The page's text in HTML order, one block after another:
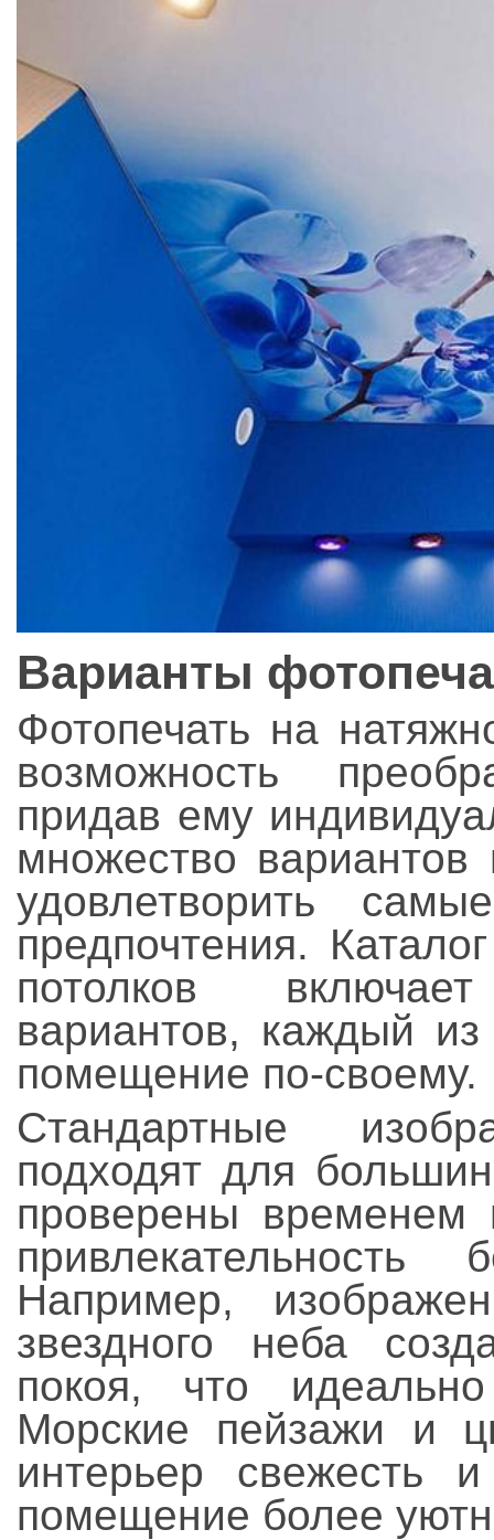
Варианты
Фотопечать на
возможность
придав ему
множество вариантов
удовлетворить
предпочтения.
потолков
вариантов, каждый
помещение по-своему.
Стандартные
подходят для
проверены временем
привлекательность
Например,
звездного неба
покоя, что
Морские пейзажи и
интерьер свежесть
помещение более